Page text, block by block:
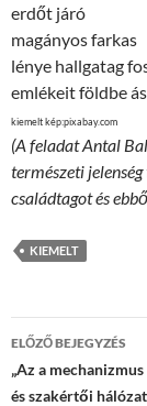
erdőt járó
magányos farkas
lénye hallgatag
emlékeit földbe
kiemelt kép:pixabay.com
(A feladat Antal
természeti
családtagot és
KIEMELT
ELŐZŐ BEJEGYZÉS
„Az a
és szakértői